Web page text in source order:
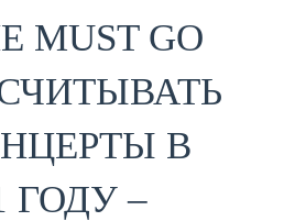
GO
В
ГОДУ –